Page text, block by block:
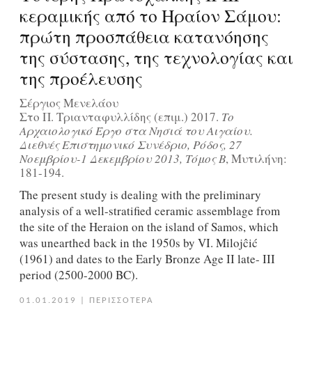
κεραμικής από το Ηραίον Σάμου:
πρώτη προσπάθεια κατανόησης
της σύστασης, της τεχνολογίας και
της προέλευσης
Σέργιος Μενελάου
Στο Π. Τριανταφυλλίδης (επιμ.) 2017. Το
Αρχαιολογικό Έργο στα Νησιά του Αιγαίου.
Διεθνές Επιστημονικό Συνέδριο, Ρόδος, 27
Νοεμβρίου-1 Δεκεμβρίου 2013, Τόμος Β, Μυτιλήνη:
181-194.
The present study is dealing with the preliminary
analysis of a well-stratified ceramic assemblage from
the site of the Heraion on the island of Samos, which
was unearthed back in the 1950s by VI. Milojĉić
(1961) and dates to the Early Bronze Age II late- III
period (2500-2000 BC).
01.01.2019 ΠΕΡΙΣΣΟΤΕΡΑ